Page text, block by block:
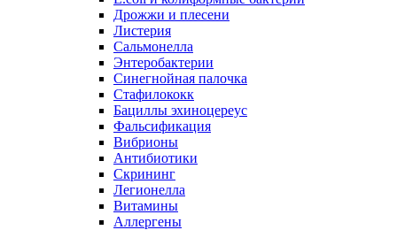
Дрожжи и плесени
Листерия
Сальмонелла
Энтеробактерии
Синегнойная палочка
Стафилококк
Бациллы эхиноцереус
Фальсификация
Вибрионы
Антибиотики
Скрининг
Легионелла
Витамины
Аллергены